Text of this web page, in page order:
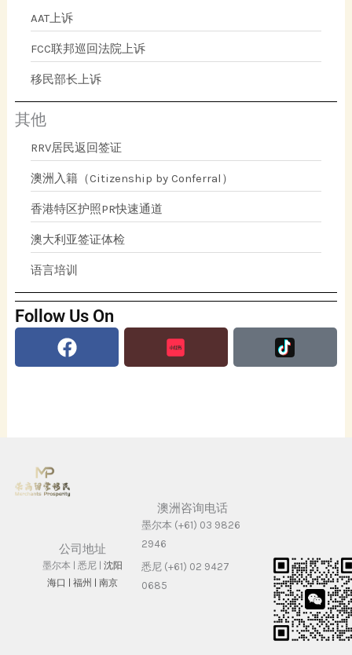
AAT上诉
FCC联邦巡回法院上诉
移民部长上诉
其他
RRV居民返回签证
澳洲入籍（Citizenship by Conferral）
香港特区护照PR快速通道
澳大利亚签证体检
语言培训
Follow Us On
Facebook
公司地址
墨尔本 | 悉尼 | 沈阳
海⼝ | 福州 | 南京
澳洲咨询电话
墨尔本 (+61) 03 9826
2946
悉尼 (+61) 02 9427
0685